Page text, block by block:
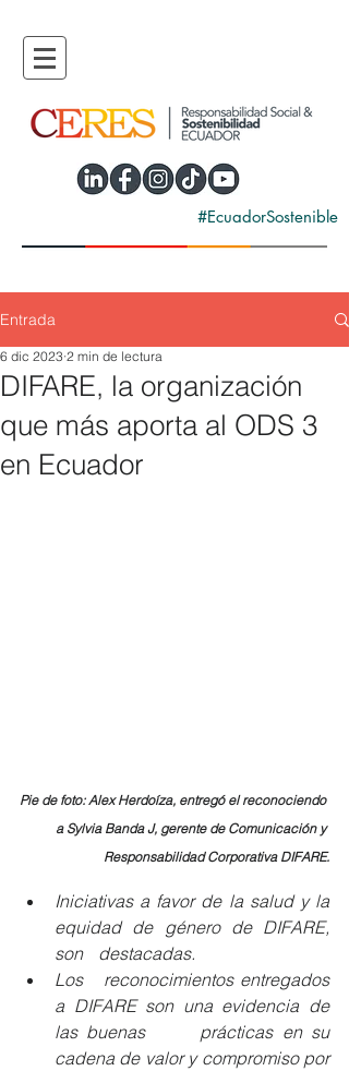
#EcuadorSostenible
Entrada
DIFARE, la organización
que más aporta al ODS 3
en Ecuador
6 dic 2023 2 min de lectura
Pie de foto: Alex Herdoíza, entregó el reconociendo
a Sylvia Banda J, gerente de Comunicación y
Responsabilidad Corporativa DIFARE.
Iniciativas a favor de la salud y la
equidad de género de DIFARE,
son 	destacadas.
Los 	reconocimientos entregados
a DIFARE son una evidencia de
las buenas 	prácticas en su
cadena de valor y compromiso por